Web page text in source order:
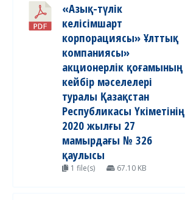
«Азық-түлік
келісімшарт
корпорациясы» Ұлттық
компаниясы»
акционерлік қоғамының
кейбір мәселелері
туралы Қазақстан
Республикасы Үкіметінің
2020 жылғы 27
мамырдағы № 326
қаулысы
1 file(s) 67.10 KB